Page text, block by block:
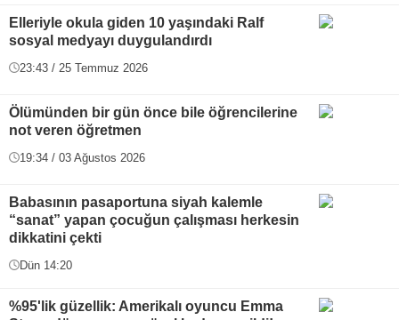
Elleriyle okula giden 10 yaşındaki Ralf
sosyal medyayı duygulandırdı
23:43 / 25 Temmuz 2026
Ölümünden bir gün önce bile öğrencilerine
not veren öğretmen
19:34 / 03 Ağustos 2026
Babasının pasaportuna siyah kalemle
“sanat” yapan çocuğun çalışması herkesin
dikkatini çekti
Dün 14:20
%95'lik güzellik: Amerikalı oyuncu Emma